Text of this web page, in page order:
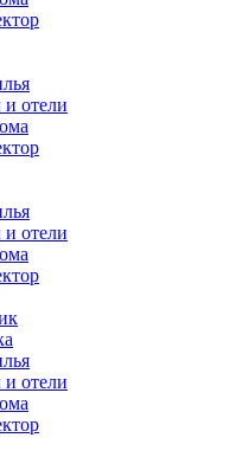
отели
отели
отели